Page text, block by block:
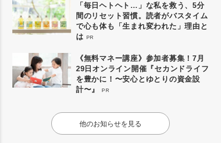
「毎日ヘトヘト…」な私を救う、5分
間のリセット習慣。読者がバスタイム
で心も体も「生まれ変われた」理由と
は
PR
《無料マネー講座》参加者募集！7月
29日オンライン開催『セカンドライフ
を豊かに！〜安心とゆとりの資金設
計〜』
PR
他のお知らせを見る